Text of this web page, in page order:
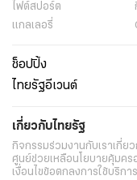
ไฟต์สปอร์ต
แกลเลอรี่
ช็อปปิ้ง
ไทยรัฐอีเวนต์
เกี่ยวกับไทยรัฐ
กิจกรรมร่วมงานกับเราเกี่ย
ศูนย์ช่วยเหลือนโยบายคุ้มค
เงื่อนไขข้อตกลงการใช้บริการ